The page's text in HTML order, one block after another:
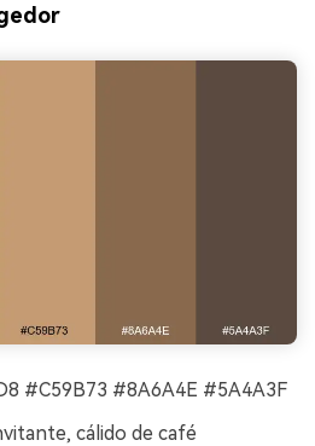
#C59B73 #8A6A4E #5A4A3F
cálido de café